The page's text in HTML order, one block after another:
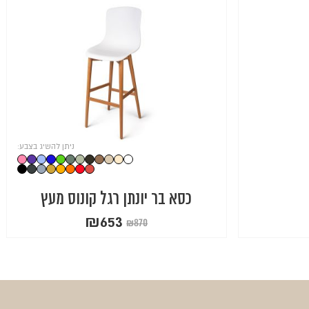
ניתן להשיג בצבע:
כסא בר יונתן רגל קונוס מעץ
₪870
המחיר
₪870.
₪653המחיר
₪653.